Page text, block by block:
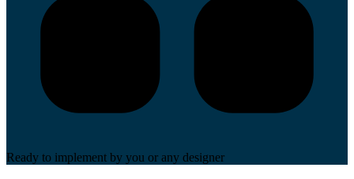
Ready to implement by you or any designer